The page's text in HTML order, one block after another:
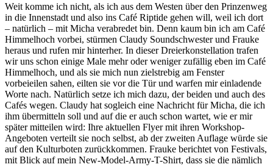
Weit komme ich nicht, als ich aus dem Westen über den Prinzenweg
in die Innenstadt und also ins Café Riptide gehen will, weil ich dort
– natürlich – mit Micha verabredet bin. Denn kaum bin ich am Café
Himmelhoch vorbei, stürmen Claudy Soundschwester und Frauke
heraus und rufen mir hinterher. In dieser Dreierkonstellation trafen
wir uns schon einige Male mehr oder weniger zufällig eben im Café
Himmelhoch, und als sie mich nun zielstrebig am Fenster
vorbeieilen sahen, eilten sie vor die Tür und warfen mir einladende
Worte nach. Natürlich setze ich mich dazu, der beiden und auch des
Cafés wegen. Claudy hat sogleich eine Nachricht für Micha, die ich
ihm übermitteln soll und auf die er auch schon wartet, wie er mir
später mitteilen wird: Ihre aktuellen Flyer mit ihren Workshop-
Angeboten verteilt sie noch selbst, ab der zweiten Auflage würde sie
auf den Kulturboten zurückkommen. Frauke berichtet von Festivals,
mit Blick auf mein New-Model-Army-T-Shirt, dass sie die nämlich